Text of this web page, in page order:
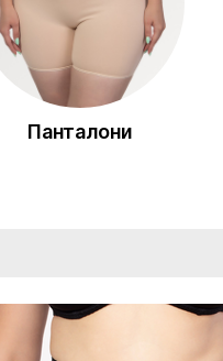
Панталони